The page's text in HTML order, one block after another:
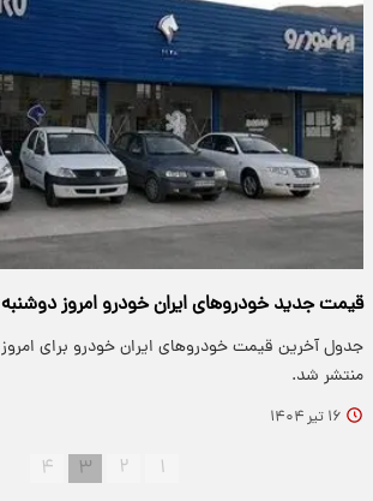
قیمت جدید خودروهای ایران خودرو امروز دوشنبه ۱۶ تیر ۱۴۰۴ +جدول
منتشر شد.
۱۶ تیر ۱۴۰۴
۱ ۲ ۳ ۴